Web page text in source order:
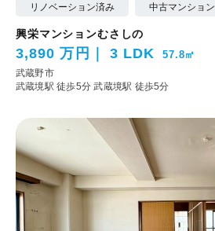
リノベーション済み 中古マンション
興栄マンションむさしの
3,890 万円 3 LDK 57.8㎡
武蔵野市
武蔵境駅 徒歩5分武蔵境駅 徒歩5分